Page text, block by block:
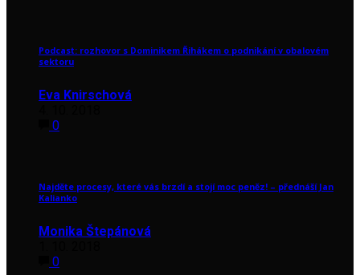
Podcast: rozhovor s Dominikem Řihákem o podnikání v obalovém
sektoru
Eva Knirschová
0
Najděte procesy, které vás brzdí a stojí moc peněz! – přednáší Jan
Kalianko
Monika Štepánová
0